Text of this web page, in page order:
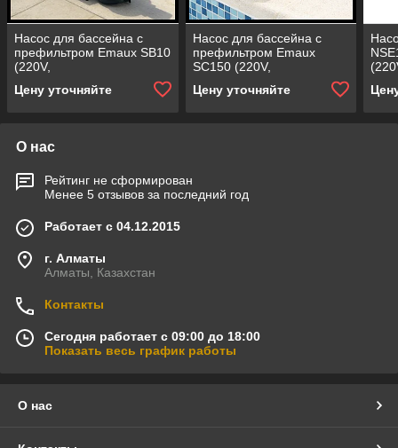
Насос для бассейна с
префильтром Emaux SB10
(220V,
производительность = 12
м³/ч, 0,97 кВт)
Цену уточняйте
Насос для бассейна с
префильтром Emaux
SC150 (220V,
производительность = 16
м³/ч, 1,3 кВт)
Цену уточняйте
м3/
О нас
Рейтинг не сформирован
Менее 5 отзывов за последний год
Работает с 04.12.2015
г. Алматы
Алматы, Казахстан
Контакты
Сегодня работает с 09:00 до 18:00
Показать весь график работы
О нас